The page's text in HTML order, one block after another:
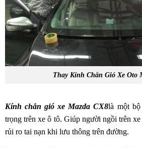
Thay Kính Chắn Gió Xe Oto
Kính chắn gió xe Mazda CX8là một
trọng trên xe ô tô. Giúp người ngồi trên
rủi ro tai nạn khi lưu thông trên đường.